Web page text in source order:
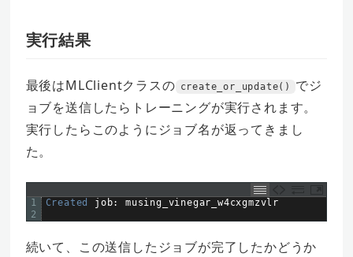
実行結果
最後はMLClientクラスの create_or_update()
でジ
ョブを送信したらトレーニングが実行されます。
実行したらこのようにジョブ名が返ってきまし
た。
1
2
Created job: musing_vinegar _w4cxgmzvlr
続いて、この送信したジョブが完了したかどうか